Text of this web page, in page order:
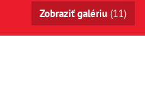
Zobraziť galériu (11)